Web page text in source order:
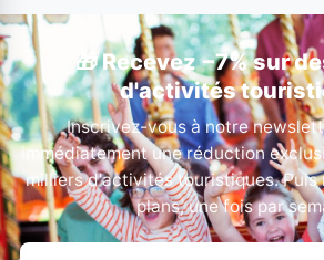
🎁 Recevez −7% sur
d'activités
Inscrivez-vous à notre
immédiatement une réduction
milliers d'activités touristiques. Puis
plans, une fois par
Votre